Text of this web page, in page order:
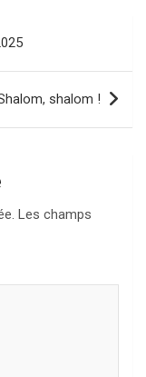
shalom !
Les champs